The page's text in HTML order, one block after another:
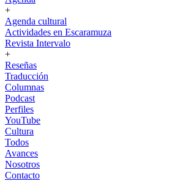
+
Agenda cultural
Actividades en Escaramuza
Revista Intervalo
+
Reseñas
Traducción
Columnas
Podcast
Perfiles
YouTube
Cultura
Todos
Avances
Nosotros
Contacto